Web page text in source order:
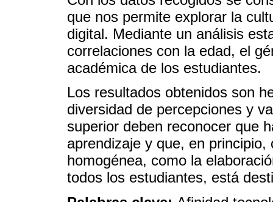
que nos permite explorar la
digital. Mediante un análisis
correlaciones con la edad, el
académica de los estudiantes.
Los resultados obtenidos son
diversidad de percepciones y
superior deben reconocer que
aprendizaje y que, en
homogénea, como la
todos los estudiantes, está